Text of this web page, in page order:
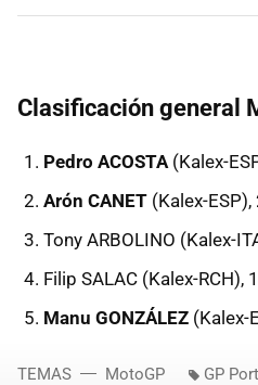
Clasificación general
Pedro ACOSTA (Kalex-
Arón CANET (Kalex-
Tony ARBOLINO (Kalex-
Filip SALAC (Kalex-RCH),
Manu GONZÁLEZ (Kalex-
TEMAS MotoGP GP